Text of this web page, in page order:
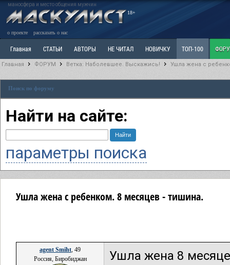
маносфера и место общения мужчин
18+
о проекте рассказать о нас
Главная СТАТЬИ АВТОРЫ НЕ ЧИТАЛ НОВИЧКУ ТОП-100
Ветка: Наболевшее. Выскажись!
РАЗДЕЛ: Разное
Главная ФОРУМ Ветка: Наболевшее. Выскажись! Ушла жена с
Поиск по форуму
Найти на сайте:
параметры поиска
Ушла жена с ребенком. 8 месяцев - тишина.
agent Smiht, 49
Россия, Биробиджан
Ушла жена 8